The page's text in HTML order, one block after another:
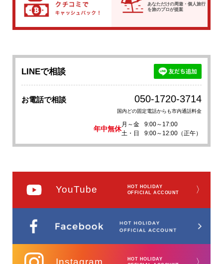
あなただけの周遊・個人旅行
を旅のプロが提案
LINEで相談
お電話で相談 050-1720-3714
国内どの固定電話からも市内通話料金
年中無休
月～金
9:00～17:00
土・日
9:00～12:00（正午）
YouTube
HOT HOLIDAY
OFFICIAL ACCOUNT
〉
HOT HOLIDAY
〉